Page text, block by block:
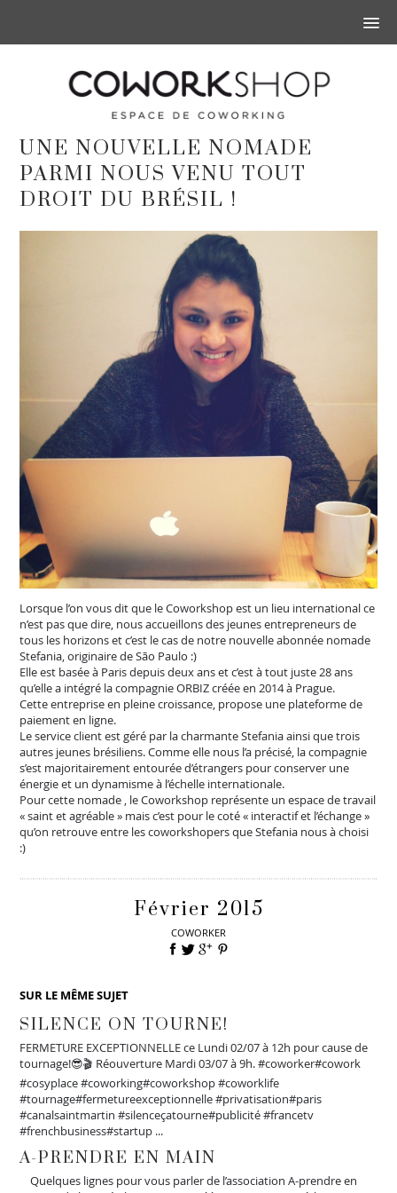
UNE NOUVELLE NOMADE
PARMI NOUS VENU TOUT
DROIT DU BRÉSIL !
Lorsque l’on vous dit que le Coworkshop est un lieu international ce
n’est pas que dire, nous accueillons des jeunes entrepreneurs de
tous les horizons et c’est le cas de notre nouvelle abonnée nomade
Stefania, originaire de São Paulo :)
Elle est basée à Paris depuis deux ans et c’est à tout juste 28 ans
qu’elle a intégré la compagnie ORBIZ créée en 2014 à Prague.
Cette entreprise en pleine croissance, propose une plateforme de
paiement en ligne.
Le service client est géré par la charmante Stefania ainsi que trois
autres jeunes brésiliens. Comme elle nous l’a précisé, la compagnie
s’est majoritairement entourée d’étrangers pour conserver une
énergie et un dynamisme à l’échelle internationale.
Pour cette nomade , le Coworkshop représente un espace de travail
« saint et agréable » mais c’est pour le coté « interactif et l’échange »
qu’on retrouve entre les coworkshopers que Stefania nous à choisi
:)
Février 2015
COWORKER
SUR LE MÊME SUJET
SILENCE ON TOURNE!
FERMETURE EXCEPTIONNELLE ce Lundi 02/07 à 12h pour cause de
tournage!😎🎬 Réouverture Mardi 03/07 à 9h. #coworker#cowork
#cosyplace #coworking#coworkshop #coworklife
#tournage#fermetureexceptionnelle #privatisation#paris
#canalsaintmartin #silenceçatourne#publicité #francetv
#frenchbusiness#startup ...
A-PRENDRE EN MAIN
Quelques lignes pour vous parler de l’association A-prendre en